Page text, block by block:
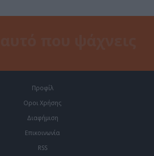
Προφίλ
Οροι Χρήσης
Διαφήμιση
Επικοινωνία
RSS